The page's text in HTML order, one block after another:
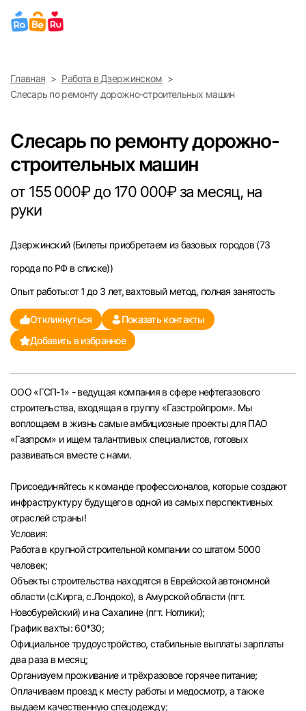
Найти работу Найти сотрудника
Выберите город
Санкт-Петербург
Екатеринбург
Саратов
Казань
Челябинск
Самара
Оренбург
Ульяновск
Курган
Уфа
Главная
Работа в Дзержинском
Слесарь по ремонту дорожно-строительных машин
Слесарь по ремонту дорожно-
строительных машин
от 155 000₽ до 170 000₽ за месяц, на
руки
Дзержинский (Билеты приобретаем из базовых городов (73
города по РФ в списке))
Опыт работы:от 1 до 3 лет, вахтовый метод, полная занятость
Откликнуться
Показать контакты
Добавить в избранное
ООО «ГСП-1» - ведущая компания в сфере нефтегазового
строительства, входящая в группу «Газстройпром». Мы
воплощаем в жизнь самые амбициозные проекты для ПАО
«Газпром» и ищем талантливых специалистов, готовых
развиваться вместе с нами.
Присоединяйтесь к команде профессионалов, которые создают
инфраструктуру будущего в одной из самых перспективных
отраслей страны!
Условия:
Работа в крупной строительной компании со штатом 5000
человек;
Объекты строительства находятся в Еврейской автономной
области (с.Кирга, с.Лондоко), в Амурской области (пгт.
Новобурейский) и на Сахалине (пгт. Ноглики);
График вахты: 60*30;
Официальное трудоустройство, стабильные выплаты зарплаты
два раза в месяц;
Организуем проживание и трёхразовое горячее питание;
Оплачиваем проезд к месту работы и медосмотр, а также
выдаем качественную спецодежду;